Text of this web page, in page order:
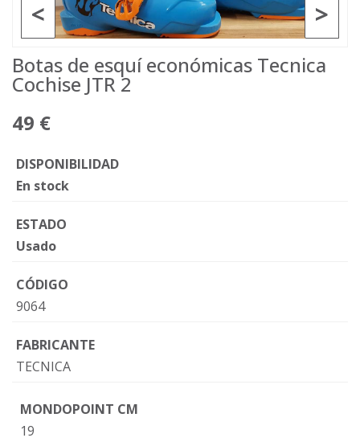
>
<
Botas de esquí económicas Tecnica
Cochise JTR 2
49 €
DISPONIBILIDAD
En stock
ESTADO
Usado
CÓDIGO
9064
FABRICANTE
TECNICA
MONDOPOINT CM
19